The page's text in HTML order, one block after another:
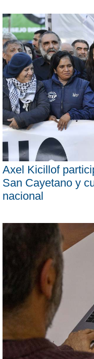
Axel Kicillof
San Cayetano y
nacional